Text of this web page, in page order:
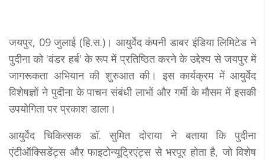
जयपुर, 09 जुलाई (हि.स.)। आयुर्वेद कंपनी डाबर इंडिया लिमिटेड ने
पुदीना को 'वंडर हर्ब' के रूप में प्रतिष्ठित करने के उद्देश्य से जयपुर में
जागरूकता अभियान की शुरुआत की। इस कार्यक्रम में आयुर्वेद
विशेषज्ञों ने पुदीना के पाचन संबंधी लाभों और गर्मी के मौसम में इसकी
उपयोगिता पर प्रकाश डाला।
आयुर्वेद चिकित्सक डॉ. सुमित दोराया ने बताया कि पुदीना
एंटीऑक्सिडेंट्स और फाइटोन्यूट्रिएंट्स से भरपूर होता है, जो विशेष